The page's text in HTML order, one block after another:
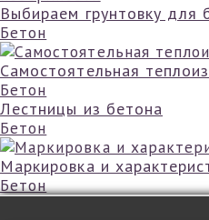
Выбираем грунтовку для
Бетон
Самостоятельная
Бетон
Лестницы из бетона
Бетон
Маркировка и
Бетон